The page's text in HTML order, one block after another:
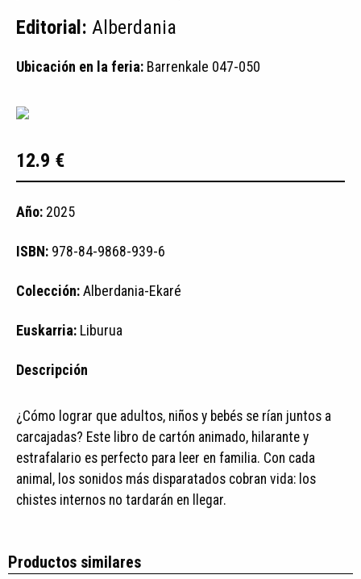
Editorial: Alberdania
Ubicación en la feria: Barrenkale 047-050
12.9 €
Año: 2025
ISBN: 978-84-9868-939-6
Colección:Alberdania-Ekaré
Euskarria: Liburua
Descripción
¿Cómo lograr que adultos, niños y bebés se rían juntos a
carcajadas? Este libro de cartón animado, hilarante y
estrafalario es perfecto para leer en familia. Con cada
animal, los sonidos más disparatados cobran vida: los
chistes internos no tardarán en llegar.
Productos similares